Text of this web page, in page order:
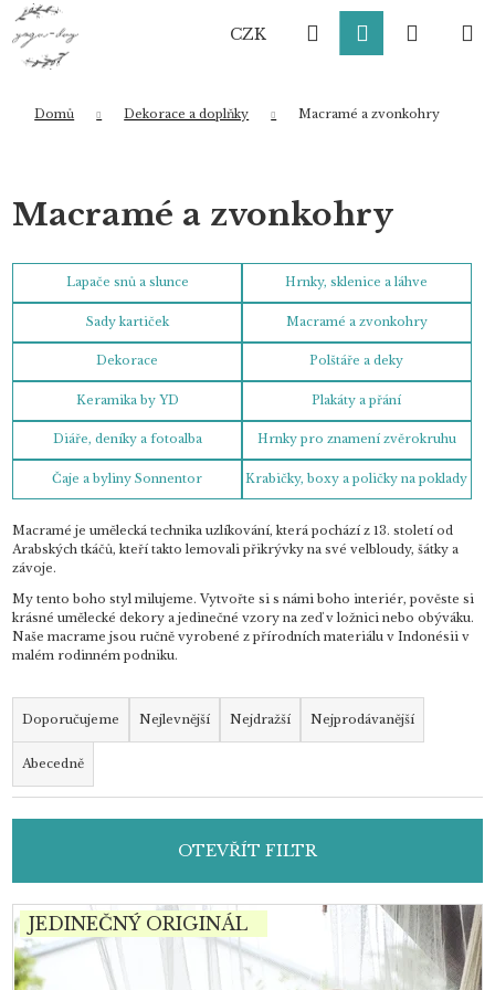
Přejít
obsah
CZK HledatPřihlášení
Domů Dekorace a doplňky Macramé a zvonkohry
Macramé a zvonkohry
Lapače snů a slunce Hrnky, sklenice a láhve
Sady kartiček Macramé a zvonkohry
Dekorace Polštáře a deky
Keramika by YD Plakáty a přání
Diáře, deníky a fotoalba Hrnky pro znamení zvěrokruhu
Čaje a byliny Sonnentor Krabičky, boxy a poličky na poklady
Macramé je umělecká technika uzlíkování, která pochází z 13. století od
Arabských tkáčů, kteří takto lemovali přikrývky na své velbloudy, šátky a
závoje.
My tento boho styl milujeme. Vytvořte si s námi boho interiér, pověste si
krásné umělecké dekory a jedinečné vzory na zeď v ložnici nebo obýváku.
Naše macrame jsou ručně vyrobené z přírodních materiálu v Indonésii v
malém rodinném podniku.
Ř
a
z
e
n
r
o
d
u
Doporučujeme Nejlevnější Nejdražší Nejprodávanější
Abecedně
OTEVŘÍT FILTR
V
ý
p
JEDINEČNÝ ORIGINÁL
K
o
Zpět
Zpět
HLEDAT
Doporučujeme